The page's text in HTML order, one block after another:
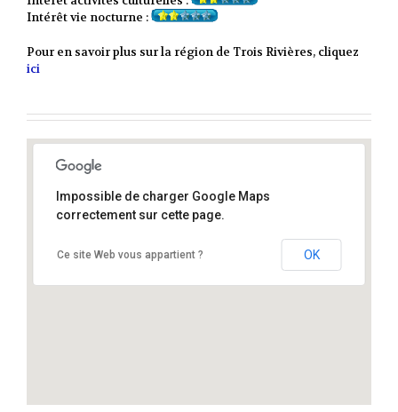
Intérêt vie nocturne :
Pour en savoir plus sur la région de Trois Rivières, cliquez
ici
Trois Rivières
Impossible de charger Google Maps
correctement sur cette page.
Ce site Web vous appartient ? OK